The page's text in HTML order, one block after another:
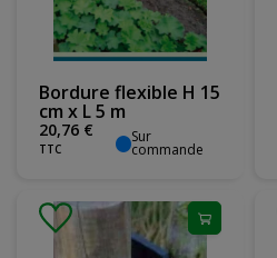
Bordure flexible H 15
cm x L 5 m
20,76 €
TTC
Sur
commande